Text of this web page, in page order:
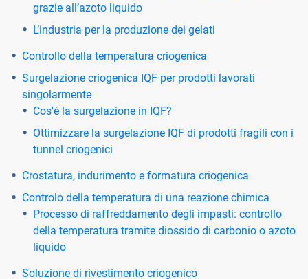
grazie all’azoto liquido
L’industria per la produzione dei gelati
Controllo della temperatura criogenica
Surgelazione criogenica IQF per prodotti lavorati
singolarmente
Cos'è la surgelazione in IQF?
Ottimizzare la surgelazione IQF di prodotti fragili con i
tunnel criogenici
Crostatura, indurimento e formatura criogenica
Controlo della temperatura di una reazione chimica
Processo di raffreddamento degli impasti: controllo
della temperatura tramite diossido di carbonio o azoto
liquido
Soluzione di rivestimento criogenico